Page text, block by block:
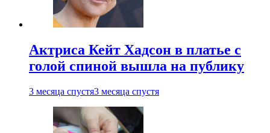
Актриса Кейт Хадсон в платье с
голой спиной вышла на публику
3 месяца спустя3 месяца спустя